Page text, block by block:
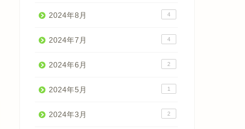
2024年8月 4
2024年7月 4
2024年6月 2
2024年5月 1
2024年3月 2